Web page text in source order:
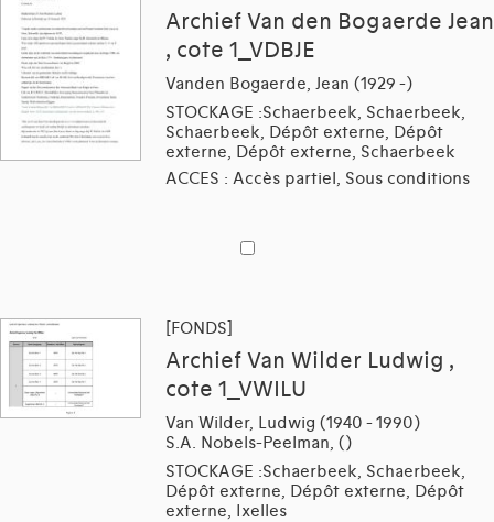
Archief Van den Bogaerde Jean
, cote 1_VDBJE
Vanden Bogaerde, Jean (1929 -)
STOCKAGE :Schaerbeek, Schaerbeek,
Schaerbeek, Dépôt externe, Dépôt
externe, Dépôt externe, Schaerbeek
ACCES : Accès partiel, Sous conditions
[FONDS]
Archief Van Wilder Ludwig ,
cote 1_VWILU
Van Wilder, Ludwig (1940 - 1990)
S.A. Nobels-Peelman, ()
STOCKAGE :Schaerbeek, Schaerbeek,
Dépôt externe, Dépôt externe, Dépôt
externe, Ixelles